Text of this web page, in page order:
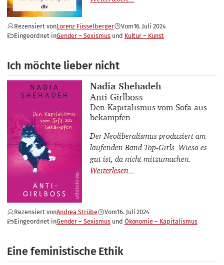
Rezensiert vonLorenz Füsselberger Vom16. Juli 2024
Eingeordnet inGender – Sexismus Kultur – Kunst
Ich möchte lieber nicht
Buchautor_innen
Nadia Shehadeh
Buchtitel
Anti-Girlboss
Buchuntertitel
Den Kapitalismus vom Sofa aus
bekämpfen
Der Neoliberalismus produziert am
laufenden Band Top-Girls. Wieso es
gut ist, da nicht mitzumachen.
Rezensiert vonAndrea Strübe Vom16. Juli 2024
Eingeordnet inGender – Sexismus Ökonomie – Kapitalismus
Eine feministische Ethik